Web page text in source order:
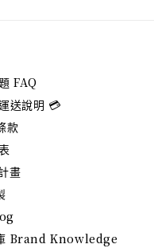
FAQ
送說明 💳
款
畫
Brand Knowledge